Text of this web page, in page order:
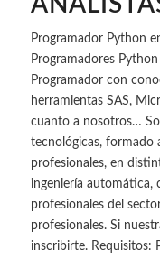
Programador Python
Programadores
Programador con
herramientas SAS,
cuanto a nosotros…
tecnológicas, formado
profesionales, en
ingeniería automática,
profesionales del
profesionales. Si
inscribirte. Requisitos: